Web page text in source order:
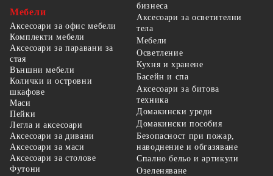
Мебели
Аксесоари за офис мебели
Комплекти мебели
Аксесоари за паравани за
стая
Външни мебели
Колички и островни
шкафове
Маси
Пейки
Легла и аксесоари
Аксесоари за дивани
Аксесоари за маси
Аксесоари за столове
Футони
бизнеса
Аксесоари за осветителни
тела
Мебели
Осветление
Кухня и хранене
Басейн и спа
Аксесоари за битова
техника
Домакински уреди
Домакински пособия
Безопасност при пожар,
наводнение и обгазяване
Спално бельо и артикули
Озеленяване